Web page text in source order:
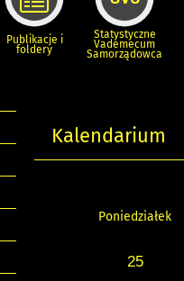
Publikacje i
foldery
Statystyczne
Vademecum
Samorządowca
Kalendarium
Poniedziałek
25